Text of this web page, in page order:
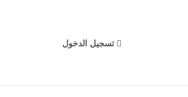
تسجيل الدخول